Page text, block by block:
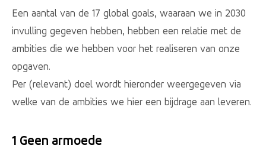
Een aantal van de 17 global goals, waaraan we in 2030
invulling gegeven hebben, hebben een relatie met de
ambities die we hebben voor het realiseren van onze
opgaven.
Per (relevant) doel wordt hieronder weergegeven via
welke van de ambities we hier een bijdrage aan leveren.
1 Geen armoede